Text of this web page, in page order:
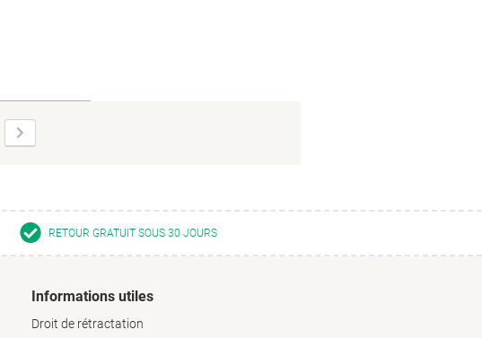
suivante
RETOUR GRATUIT SOUS 30 JOURS
Informations utiles
Droit de rétractation